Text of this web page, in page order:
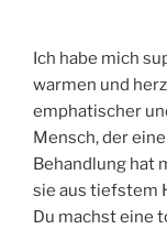
Ich habe mich
warmen und
emphatischer
Mensch, der
Behandlung hat
sie aus tiefstem
Du machst eine